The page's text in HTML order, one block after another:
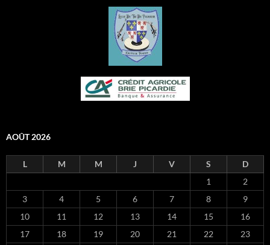
AOÛT 2026
L M M J V S
D
1
2
3
4 5 6 7 8
9
10
11 12 13 14 15
16
17
18 19 20 21 22
23